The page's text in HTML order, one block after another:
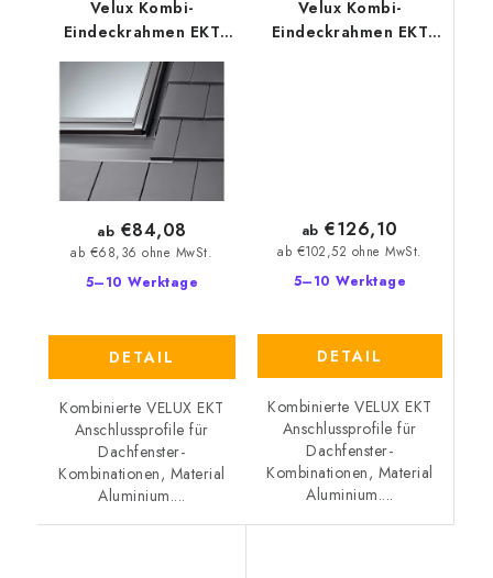
Velux Kombi-
Eindeckrahmen EKT
5–10 Werktage
ab €68,36 ohne MwSt.
ab €84,08
DETAIL
Kombinierte VELUX EKT
Anschlussprofile für
Dachfenster-
Kombinationen, Material
Aluminium....
Velux Kombi-
Eindeckrahmen EKT
5–10 Werktage
ab €102,52 ohne MwSt.
ab €126,10
DETAIL
Kombinierte VELUX EKT
Anschlussprofile für
Dachfenster-
Kombinationen, Material
Aluminium....